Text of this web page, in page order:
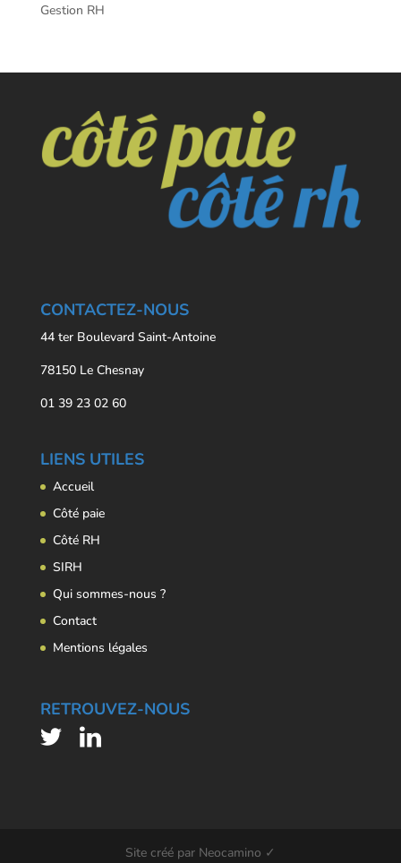
Gestion RH
CONTACTEZ-NOUS
44 ter Boulevard Saint-Antoine
78150 Le Chesnay
01 39 23 02 60
LIENS UTILES
Accueil
Côté paie
Côté RH
SIRH
Qui sommes-nous ?
Contact
Mentions légales
RETROUVEZ-NOUS
Site créé par Neocamino ✓